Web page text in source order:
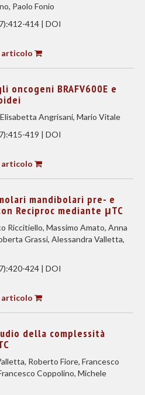
Paolo Fonio
414 | DOI
articolo
oncogeni BRAFV600E e
Angrisani, Mario Vitale
419 | DOI
articolo
mandibolari pre- e
Reciproc mediante μTC
Riccitiello, Massimo Amato, Anna
Grassi, Alessandra Valletta,
424 | DOI
articolo
della complessità
Roberto Fiore, Francesco
Coppolino, Michele